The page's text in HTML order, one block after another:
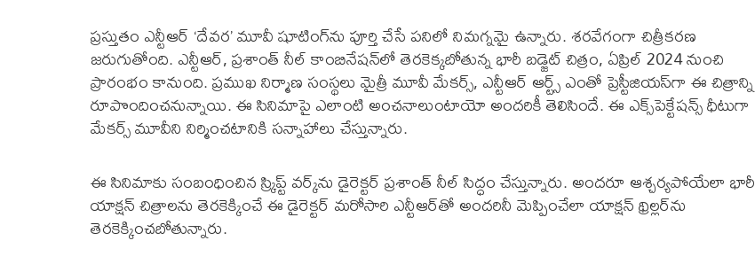
ప్ర‌స్తుతం ఎన్టీఆర్ ‘దేవ‌ర’ మూవీ షూటింగ్‌ను పూర్తి చేసే ప‌నిలో నిమ‌గ్న‌మై ఉన్నారు. శ‌ర‌వేగంగా చిత్రీక‌ర‌ణ
జ‌రుగుతోంది. ఎన్టీఆర్‌, ప్ర‌శాంత్ నీల్ కాంబినేష‌న్‌లో తెర‌కెక్క‌బోతున్న భారీ బ‌డ్జెట్ చిత్రం, ఏప్రిల్ 2024 నుంచి
ప్రారంభం కానుంది. ప్ర‌ముఖ నిర్మాణ సంస్థ‌లు మైత్రీ మూవీ మేక‌ర్స్‌, ఎన్టీఆర్ ఆర్ట్స్ ఎంతో ప్రెస్టీజియ‌స్‌గా ఈ చిత్రాన్ని
రూపొందించ‌నున్నాయి. ఈ సినిమాపై ఎలాంటి అంచ‌నాలుంటాయో అంద‌రికీ తెలిసిందే. ఈ ఎక్స్‌పెక్టేష‌న్స్ ధీటుగా
మేక‌ర్స్ మూవీని నిర్మించ‌టానికి స‌న్నాహాలు చేస్తున్నారు.
ఈ సినిమాకు సంబంధించిన స్క్రిప్ట్ వ‌ర్క్‌ను డైరెక్ట‌ర్ ప్ర‌శాంత్ నీల్ సిద్ధం చేస్తున్నారు. అంద‌రూ ఆశ్చ‌ర్య‌పోయేలా భారీ
యాక్ష‌న్ చిత్రాల‌ను తెర‌కెక్కించే ఈ డైరెక్ట‌ర్ మ‌రోసారి ఎన్టీఆర్‌తో అంద‌రినీ మెప్పించేలా యాక్ష‌న్ థ్రిల్ల‌ర్‌ను
తెర‌కెక్కించ‌బోతున్నారు.